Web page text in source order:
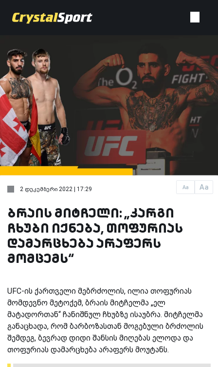
Aa Aa
2 დეკემბერი 2022 | 17:29
ბრაის მიტჩელი: „კარგი
ჩხუბი იქნება, თოფურიას
დამარცხება არაფერს
მომცემს“
UFC-ის ქართველი მებრძოლის, ილია თოფურიას
მომდევნო მეტოქემ, ბრაის მიტჩელმა „ელ
მატადორთან“ ჩანიშნულ ჩხუბზე ისაუბრა. მიტჩელმა
განაცხადა, რომ ბარბოზასთან მოგებული ბრძოლის
შემდეგ, ბევრად დიდი შანსის მიღებას ელოდა და
თოფურიას დამარცხება არაფერს მოუტანს.